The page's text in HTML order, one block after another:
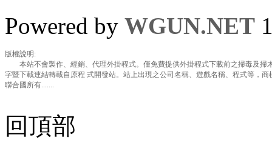
Powered by WGUN.NET
版權說明:
本站不會製作、經銷、代理外掛程式。僅免費提供外掛程式下載前之掃毒及掃
字暨下載連結轉載自原程 式開發站。站上出現之公司名稱、遊戲名稱、程式等，
聯合國所有.......
回頂部